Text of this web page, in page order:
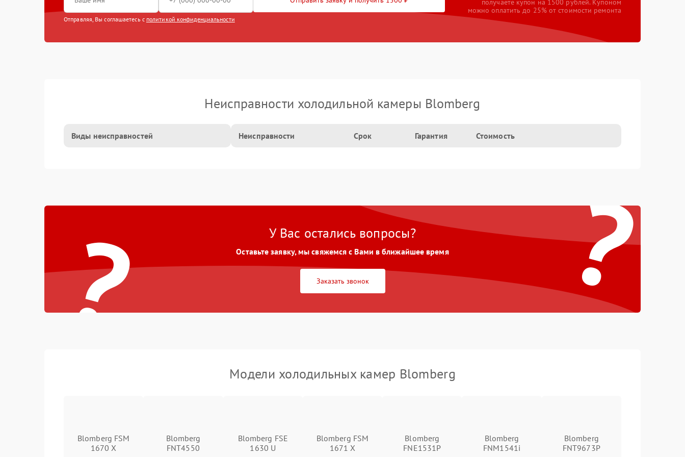
Отправляя, Вы соглашаетесь с политикой конфиденциальности
получаете купон на 1500 рублей. Купоном
можно оплатить до 25% от стоимости ремонта
Неисправности холодильной камеры Blomberg
Виды неисправностей Неисправности Срок Гарантия Стоимость
? ?
У Вас остались вопросы?
Оставьте заявку, мы свяжемся с Вами в ближайшее время
Заказать звонок
Модели холодильных камер Blomberg
Blomberg FSM
1670 X
Blomberg
FNT4550
Blomberg FSE
1630 U
Blomberg FSM
1671 X
Blomberg
FNE1531P
Blomberg
FNM1541i
Blomberg
FNT9673P